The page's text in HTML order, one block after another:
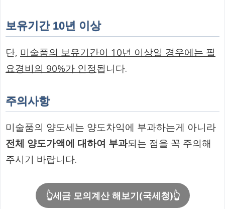
보유기간 10년 이상
단, 미술품의 보유기간이 10년 이상일 경우에는 필
요경비의 90%가 인정됩니다.
주의사항
미술품의 양도세는 양도차익에 부과하는게 아니라
전체 양도가액에 대하여 부과되는 점을 꼭 주의해
주시기 바랍니다.
👆세금 모의계산 해보기(국세청)👆